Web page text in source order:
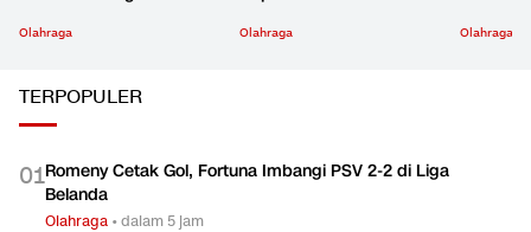
Olahraga Olahraga Olahraga
TERPOPULER
01Romeny Cetak Gol, Fortuna Imbangi PSV 2-2 di Liga
Belanda
Olahraga •dalam 5 jam